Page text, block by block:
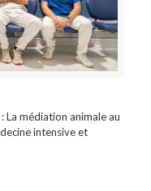
: La médiation animale au
intensive et